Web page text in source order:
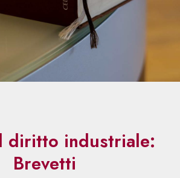
diritto industriale:
Brevetti